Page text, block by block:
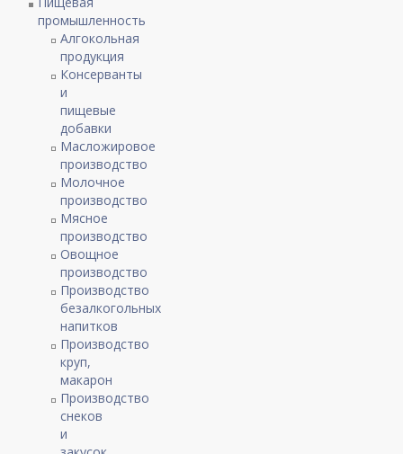
промышленность
Алгокольная
продукция
Консерванты
и
пищевые
добавки
Масложировое
производство
Молочное
производство
Мясное
производство
Овощное
производство
Производство
безалкогольных
напитков
Производство
круп,
макарон
Производство
снеков
и